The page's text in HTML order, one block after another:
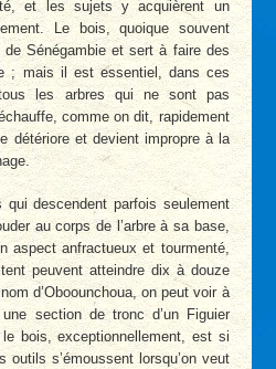
et les sujets y acquièrent un
Le bois, quoique souvent
Sénégambie et sert à faire des
; mais il est essentiel, dans ces
les arbres qui ne sont pas
comme on dit, rapidement
détériore et devient impropre à la
qui descendent parfois seulement
au corps de l’arbre à sa base,
aspect anfractueux et tourmenté,
peuvent atteindre dix à douze
d’Oboounchoua, on peut voir à
une section de tronc d’un Figuier
bois, exceptionnellement, est si
s’émoussent lorsqu’on veut